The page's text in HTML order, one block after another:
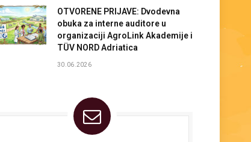
OTVORENE PRIJAVE: Dvodevna
obuka za interne auditore u
organizaciji AgroLink Akademije i
TÜV NORD Adriatica
30.06.2026